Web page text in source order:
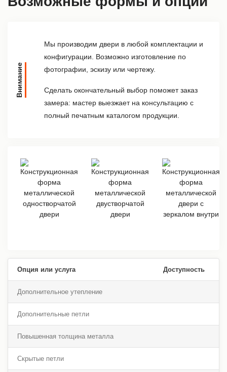
Внимание
Мы производим двери в любой комплектации и
конфигурации. Возможно изготовление по
фотографии, эскизу или чертежу.
Сделать окончательный выбор поможет заказ
замера: мастер выезжает на консультацию с
полный печатным каталогом продукции.
Опция или услуга Доступность
Дополнительное утепление
Дополнительные петли
Повышенная толщина металла
Скрытые петли